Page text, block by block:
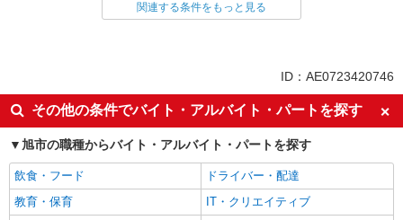
同じ雇用形態から旭(千葉)駅の求人を探す
未経験歓迎
高校生OK
フリーター歓迎
週2～3日勤務OK
短時間勤務（1日4h以内）OK
扶養内勤務OK
交通費支給
社員登用あり
同じ職種から求人を探す
関連する条件をもっと見る
ID：AE0723420746
その他の条件でバイト・アルバイト・パートを探す
旭市の職種からバイト・アルバイト・パートを探す
飲食・フード
ドライバー・配達
教育・保育
IT・クリエイティブ